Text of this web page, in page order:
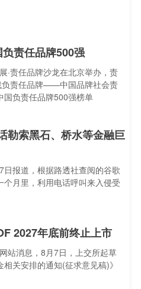
责任品牌500强
·责任品牌沙龙在北京举办，责
负责任品牌——中国品牌社会责
国负责任品牌500强榜单
勒索黑石、桥水等金融巨
报道，根据路透社查阅的谷歌
月里，利用电话呼叫来入侵受
2027年底前终止上市
站消息，8月7日，上交所起草
关安排的通知(征求意见稿)》